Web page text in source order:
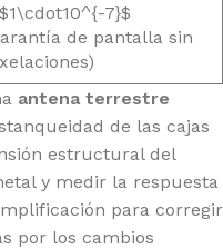
7}$
de pantalla sin
antena terrestre
de las cajas
estructural del
y medir la respuesta
para corregir
por los cambios